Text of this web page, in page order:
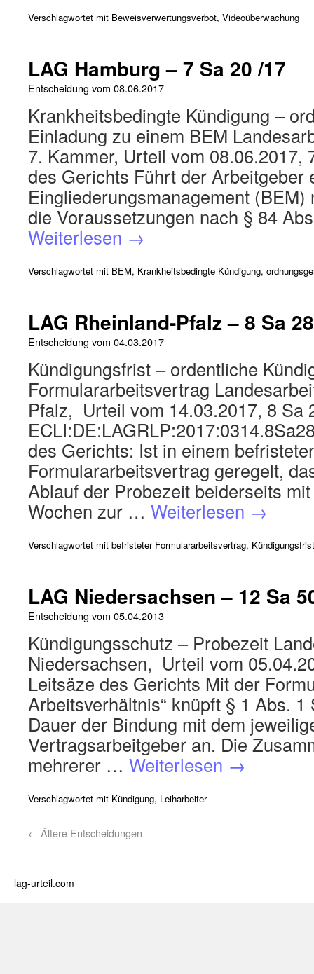
Verschlagwortet mit Beweisverwertungsverbot, Videoüberwachung
LAG Hamburg – 7 Sa 20 /17
Entscheidung vom 08.06.2017
Krankheitsbedingte Kündigung –
Einladung zu einem BEM
7. Kammer, Urteil vom 08.06.2017,
des Gerichts Führt der Arbeitgeber
Eingliederungsmanagement
die Voraussetzungen nach § 84
Weiterlesen →
Verschlagwortet mit BEM, Krankheitsbedingte Kündigung,
LAG Rheinland-Pfalz – 8 Sa
Entscheidung vom 04.03.2017
Kündigungsfrist – ordentliche
Formulararbeitsvertrag
Pfalz, Urteil vom 14.03.2017, 8 Sa
des Gerichts: Ist in einem
Formulararbeitsvertrag geregelt,
Ablauf der Probezeit beiderseits
Wochen zur … Weiterlesen →
Verschlagwortet mit befristeter Formulararbeitsvertrag, Kündigungsfrist
LAG Niedersachsen – 12 Sa
Entscheidung vom 05.04.2013
Kündigungsschutz – Probezeit
Niedersachsen, Urteil vom
Leitsäze des Gerichts Mit der
Arbeitsverhältnis“ knüpft § 1 Abs.
Dauer der Bindung mit dem
Vertragsarbeitgeber an. Die
mehrerer … Weiterlesen →
Verschlagwortet mit Kündigung, Leiharbeiter
← Ältere Entscheidungen
lag-urteil.com